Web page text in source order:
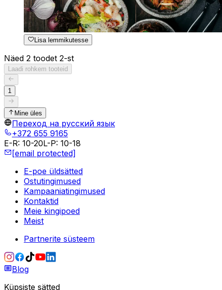
Lisa lemmikutesse
Näed 2 toodet 2-st
Laadi rohkem tooteid
1
Mine üles
Переход на русский язык
+372 655 9165
E-R: 10-20L-P: 10-18
[email protected]
E-poe üldsätted
Ostutingimused
Kampaaniatingimused
Kontaktid
Meie kingipoed
Meist
Partnerite süsteem
Blog
Küpsiste sätted